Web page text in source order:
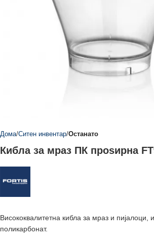
Дома Ситен инвентар Останато
Кибла за мраз ПК проѕирна
Висококвалитетна кибла за мраз и пијалоци,
поликарбонат.